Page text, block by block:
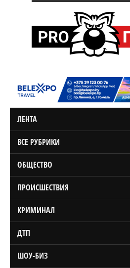
ЛЕНТА
ВСЕ РУБРИКИ
ОБЩЕСТВО
ПРОИСШЕСТВИЯ
КРИМИНАЛ
ДТП
ШОУ-БИЗ